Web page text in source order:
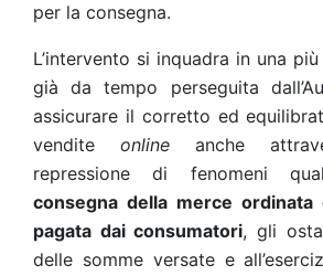
per la consegna.
L’intervento si inquadra in una
già da tempo perseguita
assicurare il corretto ed
vendite online anche
repressione di fenomeni
consegna della merce ordinata
pagata dai consumatori, gli
delle somme versate e